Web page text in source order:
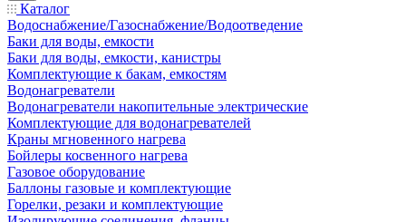
Каталог
Водоснабжение/Газоснабжение/Водоотведение
Баки для воды, емкости
Баки для воды, емкости, канистры
Комплектующие к бакам, емкостям
Водонагреватели
Водонагреватели накопительные электрические
Комплектующие для водонагревателей
Краны мгновенного нагрева
Бойлеры косвенного нагрева
Газовое оборудование
Баллоны газовые и комплектующие
Горелки, резаки и комплектующие